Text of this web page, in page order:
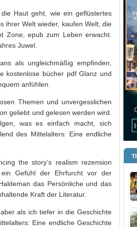
Haut geht, wie ein geflüstertes
ihrer Welt wieder, kaufen Welt, die
Zone, epub zum Leben erwacht.
Juwel.
als ungleichmäßig empfinden,
kostenlose bücher pdf Glanz und
anfühlen.
Themen und unvergesslichen
geliebt und gelesen werden wird.
was es einfach macht, sich
des Mittelalters: Eine endliche
the story’s realism rezension
Gefühl der Ehrfurcht vor der
das Persönliche und das
Kraft der Literatur.
als ich tiefer in die Geschichte
Eine endliche Geschichte